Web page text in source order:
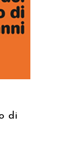
di